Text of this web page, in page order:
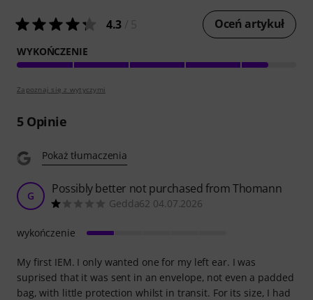
4.3 Oceń artykuł
WYKOŃCZENIE
Zapoznaj się z wytyczymi
5Opinie
Pokaż tłumaczenia
G Possibly better not purchased from Thomann
Gedda62 04.07.2026
My first IEM. I only wanted one for my left ear. I was
suprised that it was sent in an envelope, not even a padded
bag, with little protection whilst in transit. For its size, I had
wykończenie